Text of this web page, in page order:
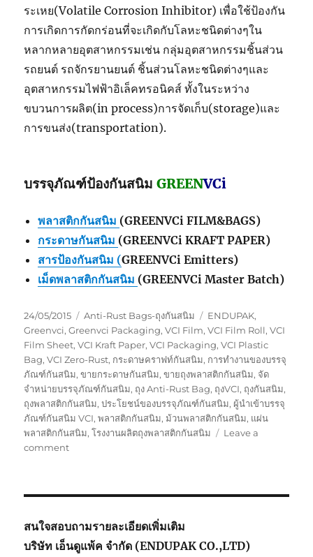
ระเหย(Volatile Corrosion Inhibitor) เพื่อใช้ป้องกัน
การเกิดการกัดกร่อนที่จะเกิดกับโลหะชนิดต่างๆใน
หลากหลายอุตสาหกรรมเช่น กลุ่มอุตสาหกรรมชิ้นส่วน
รถยนต์ รถจักรยานยนต์ ชิ้นส่วนโลหะชนิดต่างๆและ
อุตสาหกรรมไฟฟ้าอิเล็คทรอนิคส์ ทั้งในระหว่าง
ขบวนการผลิต(in process)การจัดเก็บ(storage)และ
การขนส่ง(transportation).
บรรจุภัณฑ์ป้องกันสนิม GREENVCi
พลาสติกกันสนิม (GREENVCi FILM&BAGS)
กระดาษกันสนิม (GREENVCi KRAFT PAPER)
สารป้องกันสนิม (GREENVCi Emitters)
เม็ดพลาสติกกันสนิม (GREENVCi Master Batch)
Posted
on
24/05/2015 Categories
Anti-Rust Bags-ถุงกันสนิม Tags
ENDUPAK,
Greenvci,Greenvci Packaging,VCI Film,VCI Film Roll,VCI
Film Sheet,VCI Kraft Paper,VCI Packaging,VCI Plastic
Bag,VCI Zero-Rust, กระดาษคราฟท์กันสนิม, การทำงานของบรรจุ
ภัณฑ์กันสนิม,ขายกระดาษกันสนิม,ขายถุงพลาสติกกันสนิม, จัด
จำหน่ายบรรจุภัณฑ์กันสนิม, ถุง Anti-Rust Bag, ถุงVCI, ถุงกันสนิม,
ถุงพลาสติกกันสนิม,ประโยชน์ของบรรจุภัณฑ์กันสนิม, ผู้นำเข้าบรรจุ
ภัณฑ์กันสนิม VCI,พลาสติกกันสนิม,ม้วนพลาสติกกันสนิม, แผ่น
พลาสติกกันสนิม,โรงงานผลิตถุงพลาสติกกันสนิม
Leave a
commenton
สนใจสอบถามรายละเอียดเพิ่มเติม
บริษัท เอ็นดูแพ้ค จำกัด (ENDUPAK CO.,LTD)